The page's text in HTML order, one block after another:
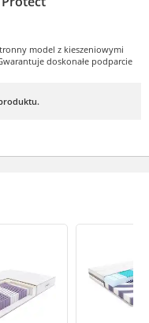
model z kieszeniowymi
doskonałe podparcie